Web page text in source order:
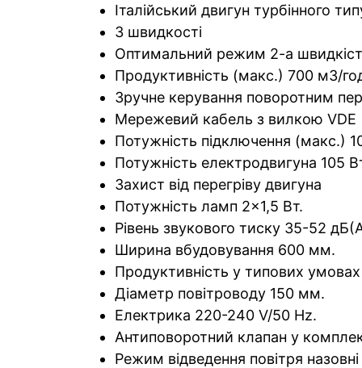
Італійський двигун турбінного
3 швидкості
Оптимальний режим 2-а
Продуктивність (макс.) 700 м3/
Зручне керування поворотним
Мережевий кабель з вилкою VDE
Потужність підключення (макс.)
Потужність електродвигуна 105
Захист від перегріву двигуна
Потужність ламп 2×1,5 Вт.
Рівень звукового тиску 35-52
Ширина вбудовування 600 мм.
Продуктивність у типових
Діаметр повітроводу 150 мм.
Електрика 220-240 V/50 Hz.
Антиповоротний клапан у
Режим відведення повітря